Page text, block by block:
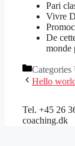
Pari
Vivre
De
monde
Categories
Hello
Tel. +45 26
coaching.dk